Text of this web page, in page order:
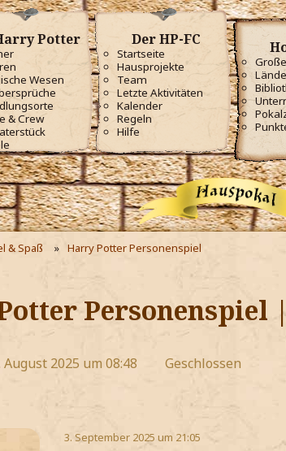
Potter
Wesen
& Crew
Der HP-FC
Startseite
Hausprojekte
Team
Letzte Aktivitäten
Kalender
Regeln
Hilfe
& Spaß Harry Potter Personenspiel
Personenspiel
August 2025 um 08:48 Geschlossen
3. September 2025 um 21:05